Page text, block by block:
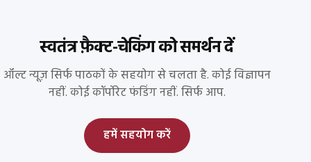
स्वतंत्र फ़ैक्ट-चेकिंग को समर्थन दें
ऑल्ट न्यूज़ सिर्फ पाठकों के सहयोग से चलता है. कोई विज्ञापन
नहीं. कोई कॉर्पोरेट फंडिंग नहीं. सिर्फ आप.
हमें सहयोग करें